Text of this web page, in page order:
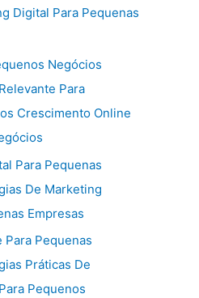
Digital Para Pequenas
Negócios
Para
Crescimento Online
Para Pequenas
De Marketing
Empresas
Para Pequenas
Práticas De
Pequenos